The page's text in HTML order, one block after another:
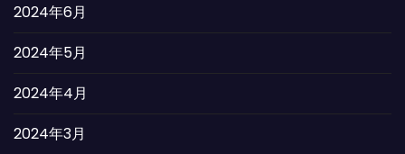
2024年6月
2024年5月
2024年4月
2024年3月